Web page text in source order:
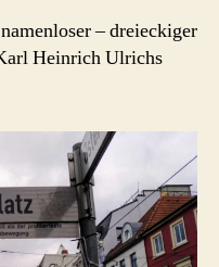
– dreieckiger
Heinrich Ulrichs